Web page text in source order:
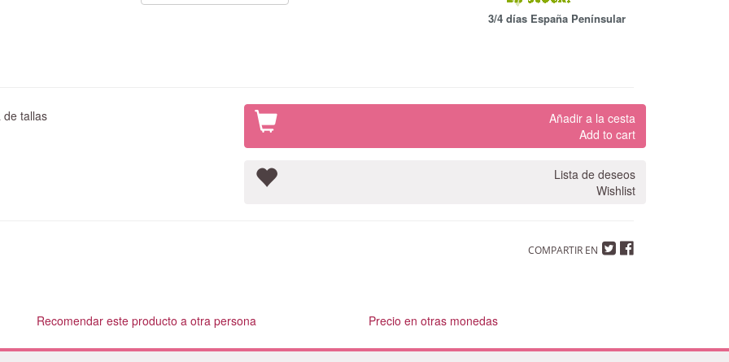
3/4 días España Penínsular
tallas
Añadir a la cesta
Add to cart
Lista de deseos
Wishlist
COMPARTIR EN
Recomendar este producto a otra persona Precio en otras monedas